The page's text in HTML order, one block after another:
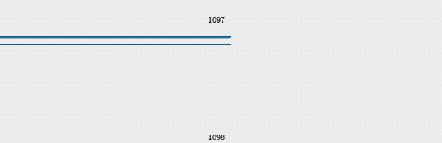
1097
1098